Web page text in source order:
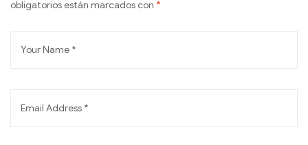
obligatorios están marcados con *